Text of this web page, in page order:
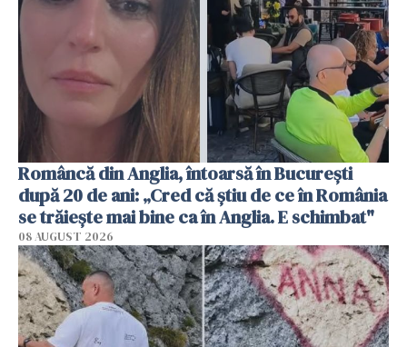
Româncă din Anglia, întoarsă în București
după 20 de ani: „Cred că știu de ce în România
se trăiește mai bine ca în Anglia. E schimbat"
08 AUGUST 2026